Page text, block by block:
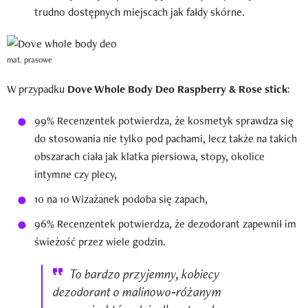
trudno dostępnych miejscach jak fałdy skórne.
mat. prasowe
W przypadku Dove Whole Body Deo Raspberry & Rose stick:
99% Recenzentek potwierdza, że kosmetyk sprawdza się
do stosowania nie tylko pod pachami, lecz także na takich
obszarach ciała jak klatka piersiowa, stopy, okolice
intymne czy plecy,
10 na 10 Wizażanek podoba się zapach,
96% Recenzentek potwierdza, że dezodorant zapewnił im
świeżość przez wiele godzin.
To bardzo przyjemny, kobiecy
dezodorant o malinowo‑różanym